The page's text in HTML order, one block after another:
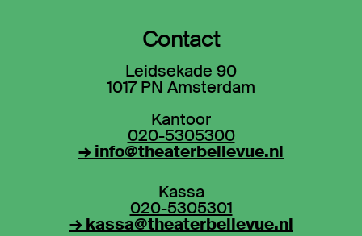
Contact
Leidsekade 90
1017 PN Amsterdam
Kantoor
020-5305300
→ info@theaterbellevue.nl
Kassa
020-5305301
→ kassa@theaterbellevue.nl